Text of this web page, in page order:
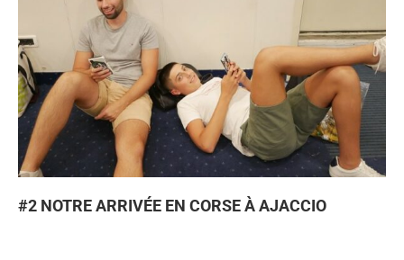
#2 NOTRE ARRIVÉE EN CORSE À AJACCIO